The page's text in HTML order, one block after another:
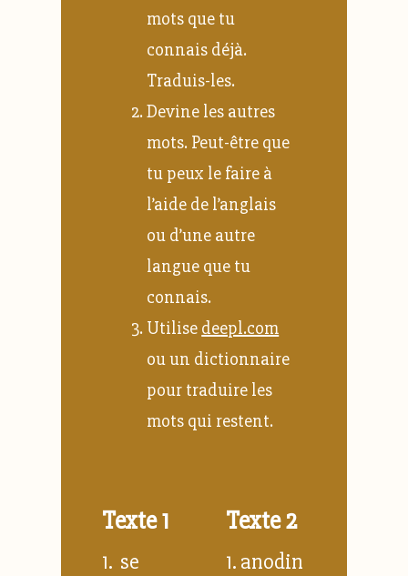
mots que tu
connais déjà.
Traduis-les.
Devine les autres
mots. Peut-être que
tu peux le faire à
l’aide de l’anglais
ou d’une autre
langue que tu
connais.
Utilise deepl.com
ou un dictionnaire
pour traduire les
mots qui restent.
Texte 1 Texte 2
1. se
1. anodin